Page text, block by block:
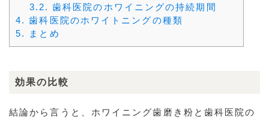
3.2. 歯科医院のホワイニングの持続期間
4. 歯科医院のホワイトニングの種類
5.
まとめ
効果の比較
結論から言うと、ホワイニング歯磨き粉と歯科医院の